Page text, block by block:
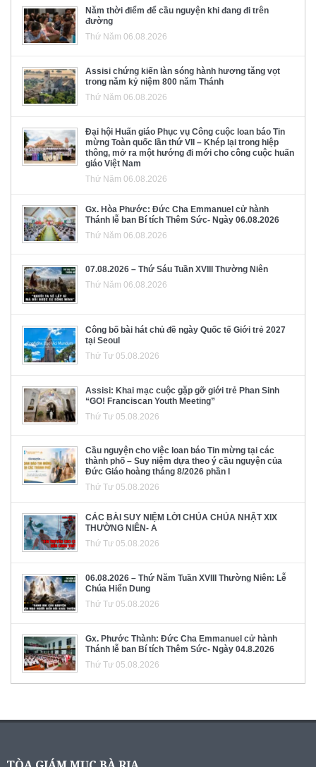
Năm thời điểm để cầu nguyện khi đang đi trên
đường
Thứ Năm 06.08.2026
Assisi chứng kiến làn sóng hành hương tăng vọt
trong năm kỷ niệm 800 năm Thánh
Thứ Năm 06.08.2026
Đại hội Huấn giáo Phục vụ Công cuộc loan báo Tin
mừng Toàn quốc lần thứ VII – Khép lại trong hiệp
thông, mở ra một hướng đi mới cho công cuộc huấn
giáo Việt Nam
Thứ Năm 06.08.2026
Gx. Hòa Phước: Đức Cha Emmanuel cử hành
Thánh lễ ban Bí tích Thêm Sức- Ngày 06.08.2026
Thứ Năm 06.08.2026
07.08.2026 – Thứ Sáu Tuần XVIII Thường Niên
Thứ Năm 06.08.2026
Công bố bài hát chủ đề ngày Quốc tế Giới trẻ 2027
tại Seoul
Thứ Tư 05.08.2026
Assisi: Khai mạc cuộc gặp gỡ giới trẻ Phan Sinh
“GO! Franciscan Youth Meeting”
Thứ Tư 05.08.2026
Cầu nguyện cho việc loan báo Tin mừng tại các
thành phố – Suy niệm dựa theo ý cầu nguyện của
Đức Giáo hoàng tháng 8/2026 phần I
Thứ Tư 05.08.2026
CÁC BÀI SUY NIỆM LỜI CHÚA CHÚA NHẬT XIX
THƯỜNG NIÊN- A
Thứ Tư 05.08.2026
06.08.2026 – Thứ Năm Tuần XVIII Thường Niên: Lễ
Chúa Hiển Dung
Thứ Tư 05.08.2026
Gx. Phước Thành: Đức Cha Emmanuel cử hành
Thánh lễ ban Bí tích Thêm Sức- Ngày 04.8.2026
Thứ Tư 05.08.2026